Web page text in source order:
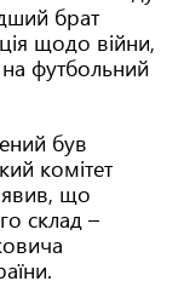
брат
щодо війни,
на футбольний
був
комітет
що
склад –